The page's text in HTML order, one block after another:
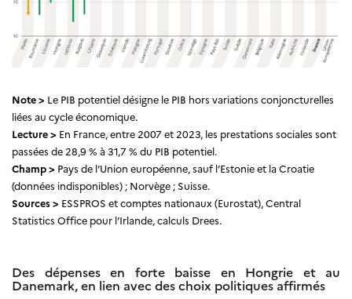
Note > Le PIB potentiel désigne le PIB hors variations conjoncturelles
liées au cycle économique.
Lecture > En France, entre 2007 et 2023, les prestations sociales sont
passées de 28,9 % à 31,7 % du PIB potentiel.
Champ > Pays de l’Union européenne, sauf l’Estonie et la Croatie
(données indisponibles) ; Norvège ; Suisse.
Sources > ESSPROS et comptes nationaux (Eurostat), Central
Statistics Office pour l’Irlande, calculs Drees.
Des dépenses en forte baisse en Hongrie et au
Danemark, en lien avec des choix politiques affirmés